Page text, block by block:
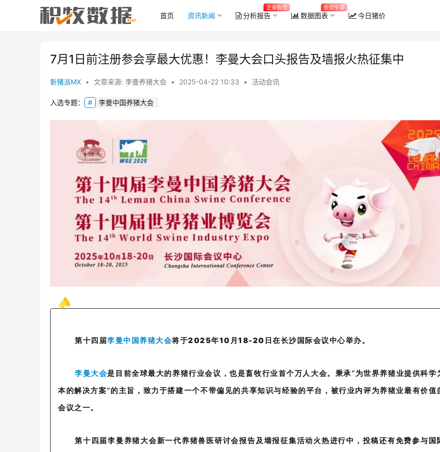
首页 资讯新闻 分析报告
企业会员
数据图表
会员专享
今日猪价
7月1日前注册参会享最大优惠！李曼大会口头报告及墙报火热征集中
新猪派MX • 文章来源: 李曼养猪大会 • 2025-04-22 10:33 • 活动会讯
入选专题： 李曼中国养猪大会
第十四届李曼中国养猪大会将于2025年10月18-20日在长沙国际会议中心举办。
李曼大会是目前全球最大的养猪行业会议，也是畜牧行业首个万人大会。秉承“为世界养猪业提供科学
本的解决方案”的主旨，致力于搭建一个不带偏见的共享知识与经验的平台，被行业内评为养猪业最有价值
会议之一。
第十四届李曼养猪大会新一代养猪兽医研讨会报告及墙报征集活动火热进行中，投稿还有免费参与国